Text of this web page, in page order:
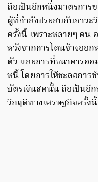
ถือเป็นอีกหนึ่งมาตรการ
ผู้ที่กำลังประสบกับภาวะ
ครั้งนี้ เพราะหลายๆ คน
หวังจากการโดนจ้างออ
ตัว และการที่ธนาคารอ
หนี้ โดยการให้ชะลอการ
บัตรเงินสดนั้น ถือเป็นอี
วิกฤติทางเศรษฐกิจครั้งนี้